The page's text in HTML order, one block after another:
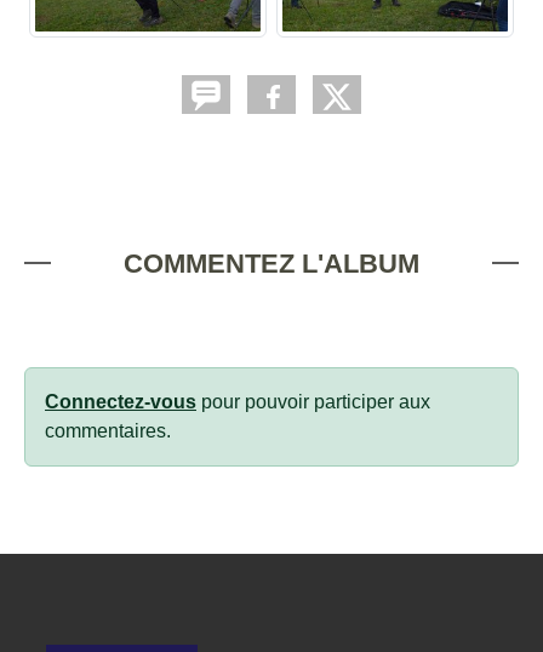
COMMENTEZ L'ALBUM
Connectez-vous pour pouvoir participer aux
commentaires.